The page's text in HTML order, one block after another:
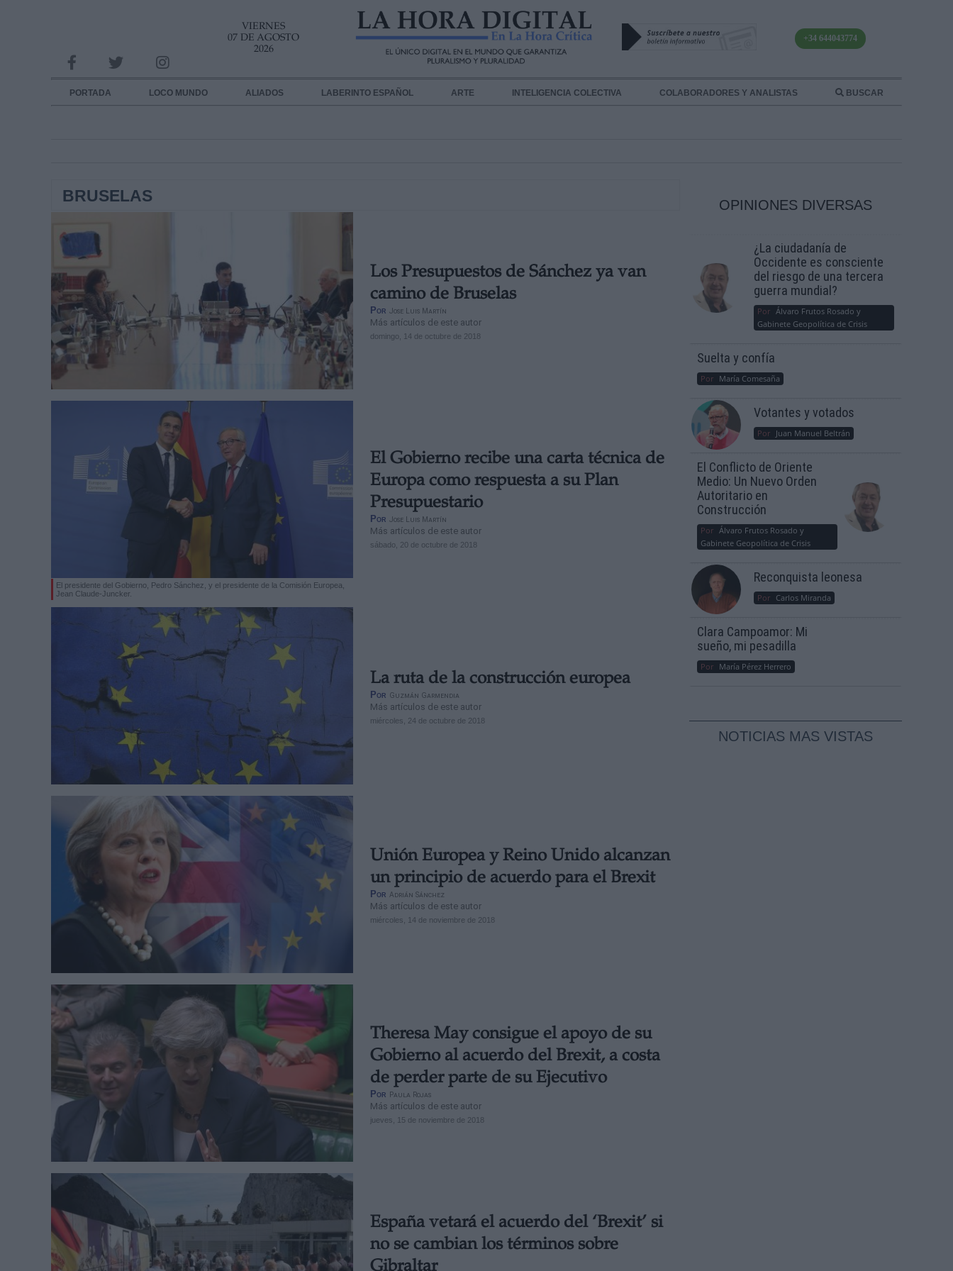
VIERNES
07 DE AGOSTO
2026
+34 644043774
PORTADA LOCO MUNDO ALIADOS LABERINTO ESPAÑOL ARTE INTELIGENCIA COLECTIVA COLABORADORES Y ANALISTAS BUSCAR
BRUSELAS
Los Presupuestos de Sánchez ya van
camino de Bruselas
Por Jose Luis Martín
Más artículos de este autor
domingo, 14 de octubre de 2018
El presidente del Gobierno, Pedro Sánchez, y el presidente de la Comisión Europea,
Jean Claude-Juncker.
El Gobierno recibe una carta técnica de
Europa como respuesta a su Plan
Presupuestario
Por Jose Luis Martín
Más artículos de este autor
sábado, 20 de octubre de 2018
La ruta de la construcción europea
Por Guzmán Garmendia
Más artículos de este autor
miércoles, 24 de octubre de 2018
Unión Europea y Reino Unido alcanzan
un principio de acuerdo para el Brexit
Por Adrián Sánchez
Más artículos de este autor
miércoles, 14 de noviembre de 2018
Theresa May consigue el apoyo de su
Gobierno al acuerdo del Brexit, a costa
de perder parte de su Ejecutivo
Por Paula Rojas
Más artículos de este autor
jueves, 15 de noviembre de 2018
­­España vetará el acuerdo del ‘Brexit’ si
no se cambian los términos sobre
Gibraltar
OPINIONES DIVERSAS
¿La ciudadanía de
Occidente es consciente
del riesgo de una tercera
guerra mundial?
Por Álvaro Frutos Rosado y
Gabinete Geopolítica de Crisis
Suelta y confía
Por María Comesaña
Votantes y votados
Por Juan Manuel Beltrán
El Conflicto de Oriente
Medio: Un Nuevo Orden
Autoritario en
Construcción
Por Álvaro Frutos Rosado y
Gabinete Geopolítica de Crisis
Reconquista leonesa
Por Carlos Miranda
Clara Campoamor: Mi
sueño, mi pesadilla
Por María Pérez Herrero
NOTICIAS MAS VISTAS
INFORMACION SOBRE LA PROTECCIÓN DE TUS DATOS
Responsable:
Información adicional